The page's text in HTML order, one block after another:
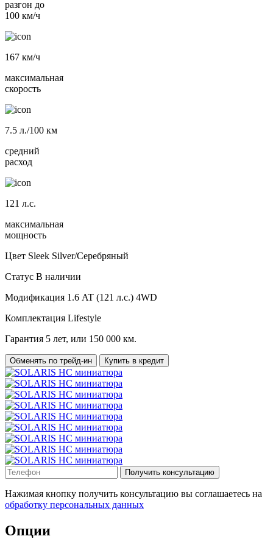
разгон до
100 км/ч
167 км/ч
максимальная
скорость
7.5 л./100 км
средний
расход
121 л.с.
максимальная
мощность
Цвет Sleek Silver/Серебряный
Статус В наличии
Модификация 1.6 AT (121 л.с.) 4WD
Комплектация Lifestyle
Гарантия 5 лет, или 150 000 км.
Обменять по трейд-ин Купить в кредит
Получить консультацию
Нажимая кнопку получить консультацию вы соглашаетесь на
обработку персональных данных
Опции